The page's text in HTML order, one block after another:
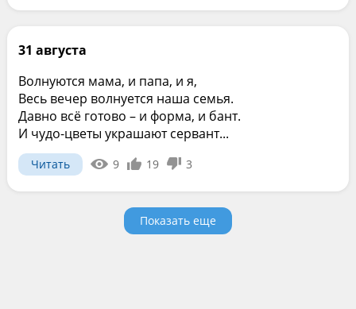
31 августа
Волнуются мама, и папа, и я,
Весь вечер волнуется наша семья.
Давно всё готово – и форма, и бант.
И чудо-цветы украшают сервант...
Читать 9 19 3
Показать еще